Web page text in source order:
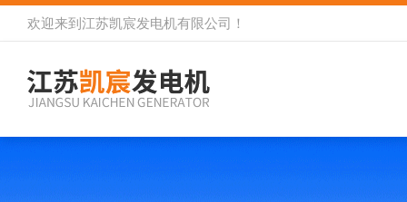
欢迎来到 江苏凯宸发电机有限公司 ！